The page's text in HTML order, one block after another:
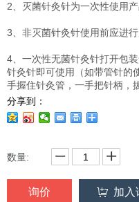
2、灭菌针灸针为一次性使用产
3、非灭菌针灸针使用前应进行
4、一次性无菌针灸针打开包
针灸针即可使用（如带管针的
手握住针灸管，一手把针柄，
分享到：
数量:
询价 加入